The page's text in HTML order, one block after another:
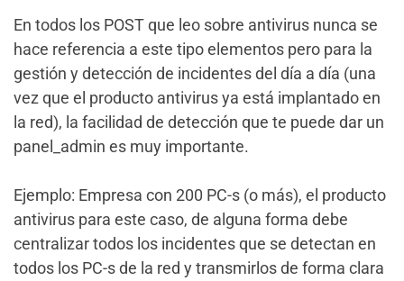
En todos los POST que leo sobre antivirus nunca se
hace referencia a este tipo elementos pero para la
gestión y detección de incidentes del día a día (una
vez que el producto antivirus ya está implantado en
la red), la facilidad de detección que te puede dar un
panel_admin es muy importante.
Ejemplo: Empresa con 200 PC-s (o más), el producto
antivirus para este caso, de alguna forma debe
centralizar todos los incidentes que se detectan en
todos los PC-s de la red y transmirlos de forma clara